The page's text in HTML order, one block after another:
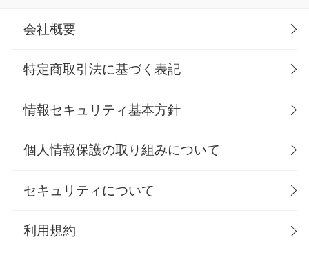
会社概要
特定商取引法に基づく表記
情報セキュリティ基本方針
個人情報保護の取り組みについて
セキュリティについて
利用規約